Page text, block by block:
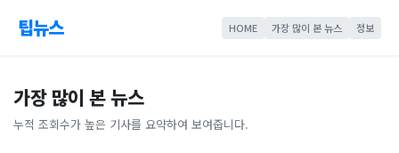
팁뉴스 HOME 가장 많이 본 뉴스 정보
가장 많이 본 뉴스
누적 조회수가 높은 기사를 요약하여 보여줍니다.